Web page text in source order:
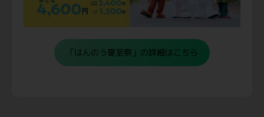
「はんのう夏至祭」の詳細はこちら